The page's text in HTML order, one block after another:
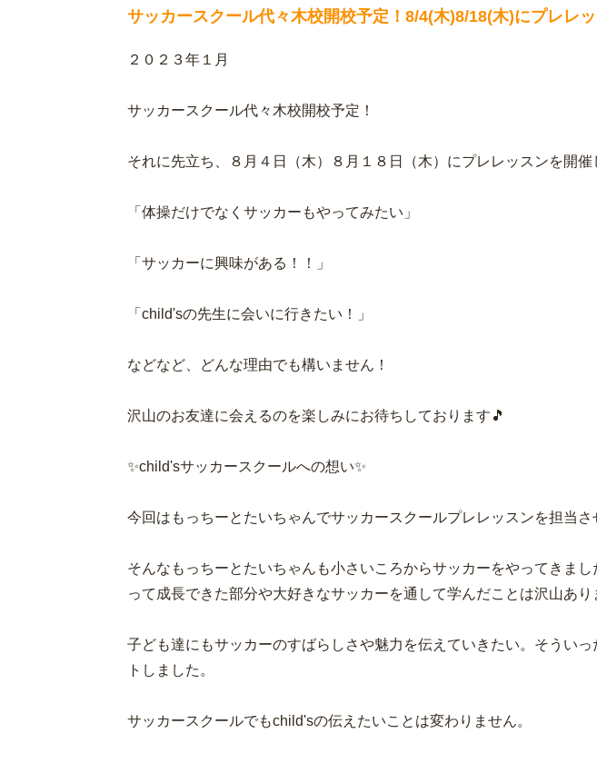
サッカースクール代々木校開校予定！8/4(木)8/18(木)にプレレッ
２０２３年１月
サッカースクール代々木校開校予定！
それに先立ち、８月４日（木）８月１８日（木）にプレレッスンを開催
「体操だけでなくサッカーもやってみたい」
「サッカーに興味がある！！」
「child'sの先生に会いに行きたい！」
などなど、どんな理由でも構いません！
沢山のお友達に会えるのを楽しみにお待ちしております🎵
✨child'sサッカースクールへの想い✨
今回はもっちーとたいちゃんでサッカースクールプレレッスンを担当
そんなもっちーとたいちゃんも小さいころからサッカーをやってきまし
って成長できた部分や大好きなサッカーを通して学んだことは沢山あり
子ども達にもサッカーのすばらしさや魅力を伝えていきたい。そういっ
トしました。
サッカースクールでもchild'sの伝えたいことは変わりません。